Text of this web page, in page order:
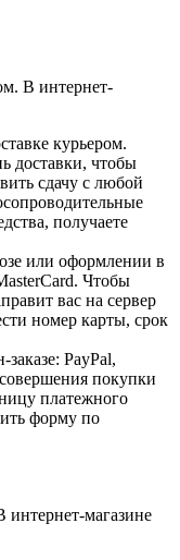
В интернет-
курьером.
доставки, чтобы
сдачу с любой
получаете
или оформлении в
Чтобы
вас на сервер
номер карты, срок
PayPal,
покупки
платежного
форму по
интернет-магазине